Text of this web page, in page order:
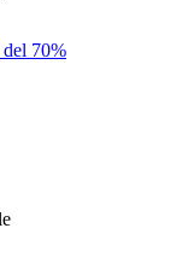
70%